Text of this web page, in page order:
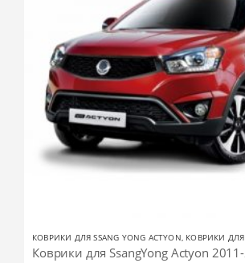
КОВРИКИ ДЛЯ SSANG YONG ACTYON, КОВРИКИ ДЛЯ
Коврики для SsangYong Actyon